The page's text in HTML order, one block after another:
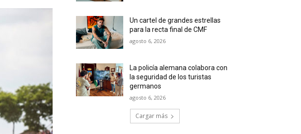
Un cartel de grandes estrellas
para la recta final de CMF
agosto 6, 2026
La policía alemana colabora con
la seguridad de los turistas
germanos
agosto 6, 2026
Cargar más